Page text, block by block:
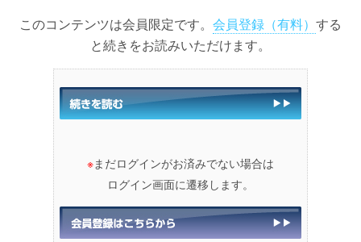
このコンテンツは会員限定です。 会員登録（有料） する
と続きをお読みいただけます。
※まだログインがお済みでない場合は
ログイン画面に遷移します。